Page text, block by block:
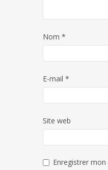
Nom *
E-mail *
Site web
Enregistrer